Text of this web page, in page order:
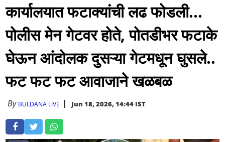
कार्यालयात फटाक्यांची लढ फोडली...
पोलीस मेन गेटवर होते, पोतडीभर फटाके
घेऊन आंदोलक दुसऱ्या गेटमधून घुसले..
फट फट फट आवाजाने खळबळ
By BULDANA LIVE Jun 18, 2026, 14:44 IST